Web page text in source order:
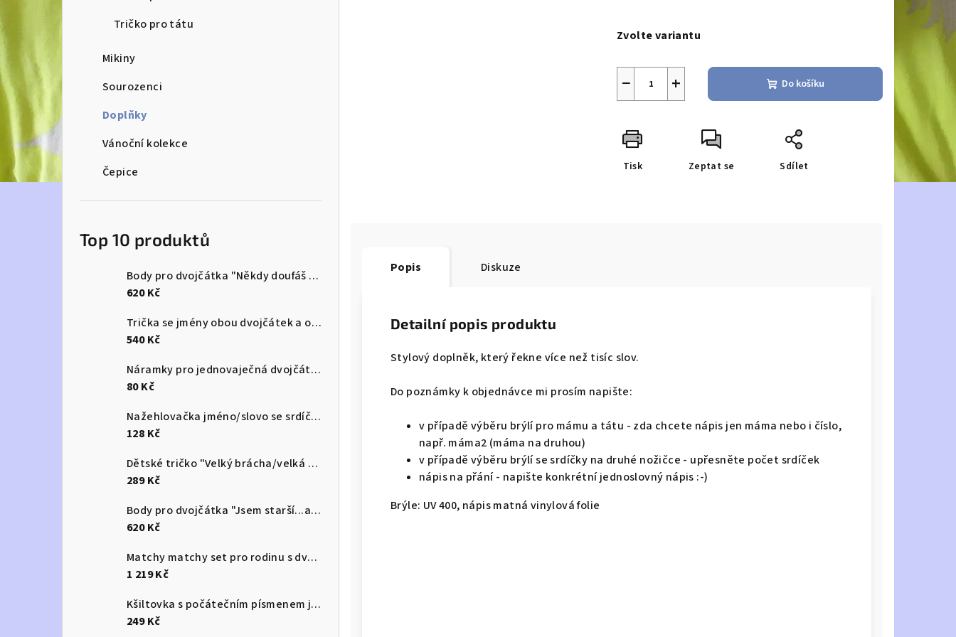
e
Tričko pro tátu
Mikiny
Sourozenci
Doplňky
Vánoční kolekce
Čepice
Top 10 produktů
Body pro dvojčátka "Někdy doufáš v zázrak...a dostaneš rovnou dva"
620 Kč
Trička se jmény obou dvojčátek a označením kdo je kdo ✔
540 Kč
Náramky pro jednovaječná dvojčátka
80 Kč
Nažehlovačka jméno/slovo se srdíčkem
128 Kč
Dětské tričko "Velký brácha/velká ségra"/"Ale velký brácha/velká ségra" jsem tu já
289 Kč
Body pro dvojčátka "Jsem starší...ale jen o chvilku!"
620 Kč
Matchy matchy set pro rodinu s dvojčaty
1 219 Kč
Kšiltovka s počátečním písmenem jména
249 Kč
cena:
Zvolte variantu
+
− Do košíku
Tisk Zeptat se Sdílet
Popis Diskuze
Detailní popis produktu
Stylový doplněk, který řekne více než tisíc slov.
Do poznámky k objednávce mi prosím napište:
v případě výběru brýlí pro mámu a tátu - zda chcete nápis jen máma nebo i číslo,
např. máma2 (máma na druhou)
v případě výběru brýlí se srdíčky na druhé nožičce - upřesněte počet srdíček
nápis na přání - napište konkrétní jednoslovný nápis :-)
Brýle: UV 400, nápis matná vinylová folie